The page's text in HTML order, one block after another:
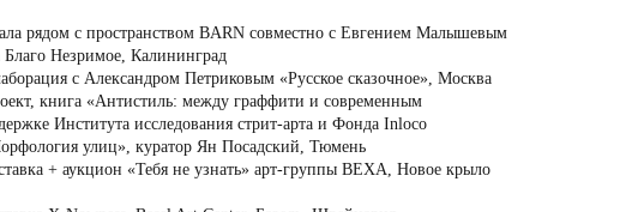
рядом с пространством BARN совместно с Евгением Малышевым
Незримое, Калининград
с Александром Петриковым «Русское сказочное», Москва
книга «Антистиль: между граффити и современным
Института исследования стрит-арта и Фонда Inloсo
улиц», куратор Ян Посадский, Тюмень
+ аукцион «Тебя не узнать» арт-группы ВЕХА, Новое крыло